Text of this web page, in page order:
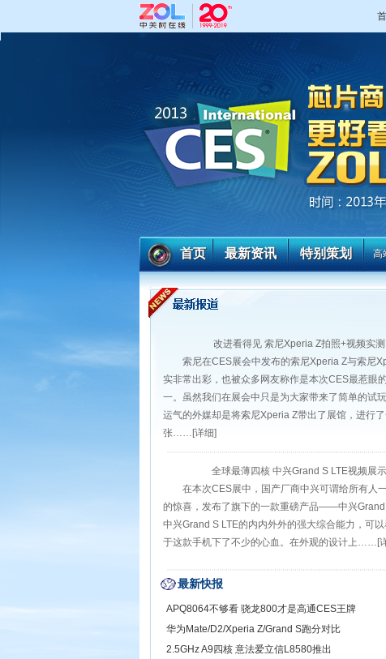
首页 最新资讯 特别策划 高
改进看得见 索尼Xperia Z拍照+视频实测
索尼在CES展会中发布的索尼Xperia Z与索尼
实非常出彩，也被众多网友称作是本次CES最惹眼
一。虽然我们在展会中只是为大家带来了简单的试
运气的外媒却是将索尼Xperia Z带出了展馆，进行
张…… [详细]
全球最薄四核 中兴Grand S LTE视频展示
在本次CES展中，国产厂商中兴可谓给所有人
的惊喜，发布了旗下的一款重磅产品——中兴Grand
中兴Grand S LTE的内内外外的强大综合能力，可
于这款手机下了不少的心血。在外观的设计上…… [
最新快报
APQ8064不够看 骁龙800才是高通CES王牌
华为Mate/D2/Xperia Z/Grand S跑分对比
2.5GHz A9四核 意法爱立信L8580推出